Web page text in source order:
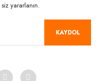
yararlanın.
KAYDOL